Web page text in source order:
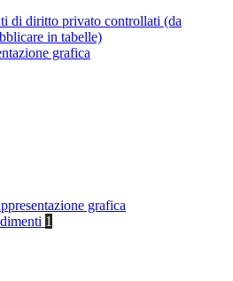
di diritto privato controllati (da
in tabelle)
grafica
grafica
1